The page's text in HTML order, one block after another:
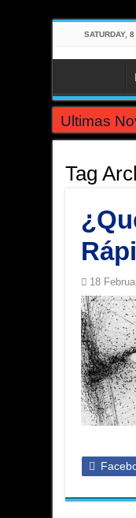
SATURDAY,
Ultimas
Tag
18